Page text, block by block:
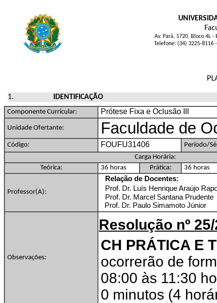
Av. Pará, 1720, Bloco 4L
Telefone: (34) 3225-
IDENTIFICAÇÃO
Componente Curricular: Prótese Fixa e Oclusão III
Unidade Ofertante: Faculdade de
Código: FOUFU31406
Período/
Carga Horária:
Teórica:
36 horas Prática: 36 horas
Professor(A):
Relação de Docentes:
Prof. Dr. Luís Henrique Araújo
Prof. Dr. Marcel Santana Prudente
Prof. Dr. Paulo Simamoto Júnior
Observações:
Resolução nº
CH PRÁTICA E
ocorrerão de
08:00 às 11:30
0 minutos (4